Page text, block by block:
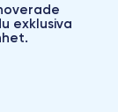
exklusiva